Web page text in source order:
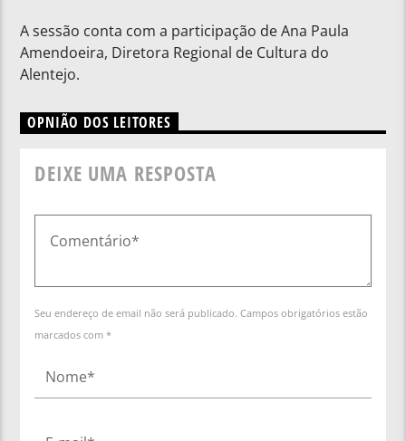
A sessão conta com a participação de Ana Paula
Amendoeira, Diretora Regional de Cultura do
Alentejo.
OPNIÃO DOS LEITORES
DEIXE UMA RESPOSTA
Seu endereço de email não será publicado. Campos obrigatórios estão
marcados com *